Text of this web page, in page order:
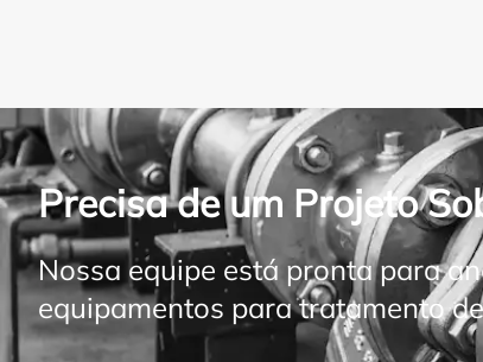
Precisa de um Projeto
Nossa equipe está pronta para
equipamentos para tratamento